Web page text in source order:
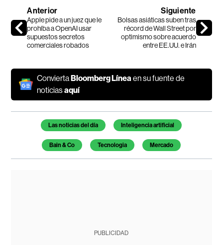
Anterior
Apple pide a un juez que le
prohíba a OpenAI usar
supuestos secretos
comerciales robados
Siguiente
Bolsas asiáticas suben tras
récord de Wall Street por
optimismo sobre acuerdo
entre EE.UU. e Irán
ConviertaBloomberg Línea en su fuente de
noticiasaquí
Temas de este artículo
Las noticias del día Inteligencia artificial
Bain & Co Tecnologia Mercado
PUBLICIDAD